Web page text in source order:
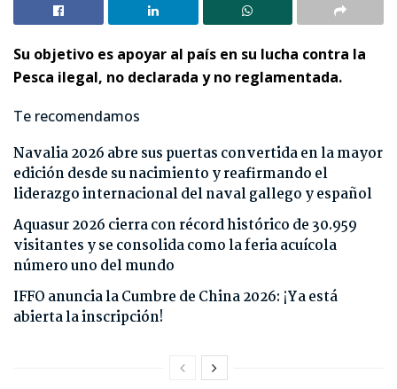
Su objetivo es apoyar al país en su lucha contra la
Pesca ilegal, no declarada y no reglamentada.
Te recomendamos
Navalia 2026 abre sus puertas convertida en la mayor
edición desde su nacimiento y reafirmando el
liderazgo internacional del naval gallego y español
Aquasur 2026 cierra con récord histórico de 30.959
visitantes y se consolida como la feria acuícola
número uno del mundo
IFFO anuncia la Cumbre de China 2026: ¡Ya está
abierta la inscripción!